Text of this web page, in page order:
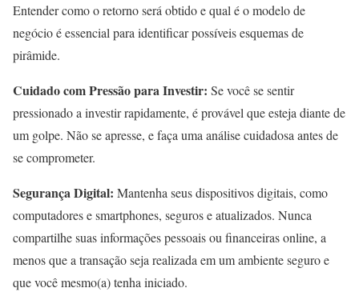
Entender como o retorno será obtido e qual é o modelo de
negócio é essencial para identificar possíveis esquemas de
pirâmide.
Cuidado com Pressão para Investir: Se você se sentir
pressionado a investir rapidamente, é provável que esteja diante de
um golpe. Não se apresse, e faça uma análise cuidadosa antes de
se comprometer.
Segurança Digital: Mantenha seus dispositivos digitais, como
computadores e smartphones, seguros e atualizados. Nunca
compartilhe suas informações pessoais ou financeiras online, a
menos que a transação seja realizada em um ambiente seguro e
que você mesmo(a) tenha iniciado.